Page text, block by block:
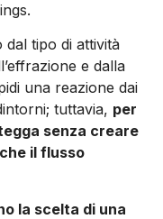
dal tipo di attività
e dalla
una reazione dai
tuttavia, per
senza creare
il flusso
la scelta di una